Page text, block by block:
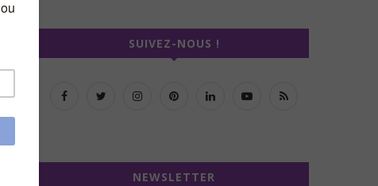
SUIVEZ-NOUS !
NEWSLETTER